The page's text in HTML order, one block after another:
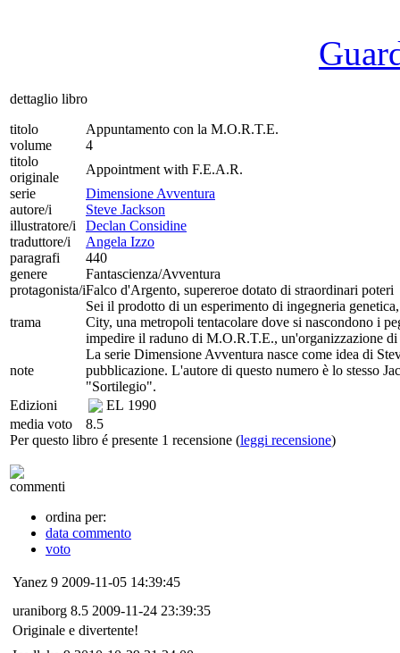
dettaglio libro
titolo
Appuntamento con la M.O.R.T.E.
volume
4
titolo
originale
Appointment with F.E.A.R.
serie
Dimensione Avventura
autore/i
Steve Jackson
illustratore/i
Declan Considine
traduttore/i
Angela Izzo
paragrafi
440
genere
Fantascienza/Avventura
protagonista/iFalco d'Argento, supereroe dotato di straordinari poteri
trama
Sei il prodotto di un esperimento di ingegneria
City, una metropoli tentacolare dove si nascondono i
impedire il raduno di M.O.R.T.E., un'organizzazione
note
La serie Dimensione Avventura nasce come idea di
pubblicazione. L'autore di questo numero è lo stesso
"Sortilegio".
Edizioni
EL 1990
media voto
8.5
Per questo libro é presente 1 recensione (leggi recensione)
commenti
ordina per:
data commento
voto
Yanez 9 2009-11-05 14:39:45
uraniborg 8.5 2009-11-24 23:39:35
Originale e divertente!